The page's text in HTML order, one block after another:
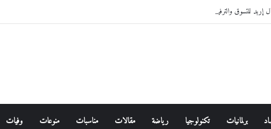
للتسوق والترفيه 2026
برلمانيات تكنولوجيا رياضة مقالات مناسبات منوعات وفيات